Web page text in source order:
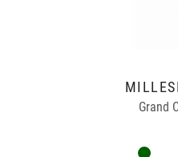
Grand